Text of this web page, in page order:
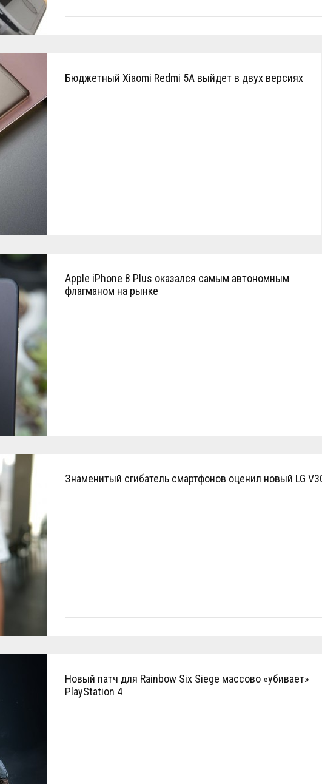
Бюджетный Xiaomi Redmi 5A выйдет в двух версиях
Apple iPhone 8 Plus оказался самым автономным
флагманом на рынке
Знаменитый сгибатель смартфонов оценил новый LG
Новый патч для Rainbow Six Siege массово «убивает»
PlayStation 4